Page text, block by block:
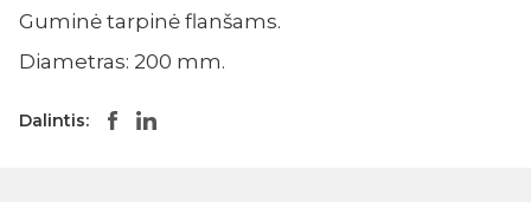
Guminė tarpinė flanšams.
Diametras: 200 mm.
Dalintis: